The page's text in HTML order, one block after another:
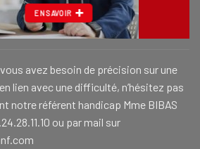
EN SAVOIR
avez besoin de précision sur une
lien avec une difficulté, n’hésitez pas
notre référent handicap Mme BIBAS
ou par mail sur